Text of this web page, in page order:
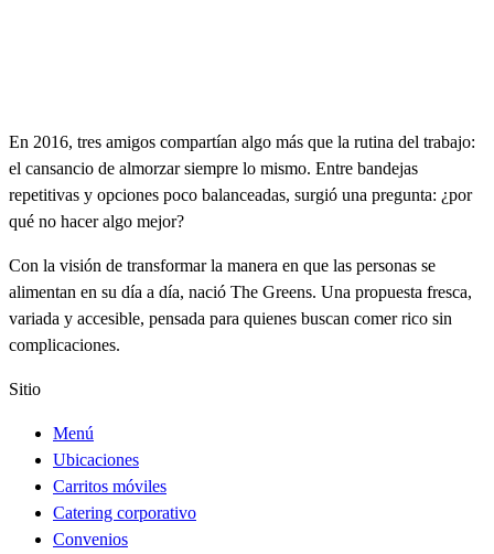
En 2016, tres amigos compartían algo más que la rutina del trabajo:
el cansancio de almorzar siempre lo mismo. Entre bandejas
repetitivas y opciones poco balanceadas, surgió una pregunta: ¿por
qué no hacer algo mejor?
Con la visión de transformar la manera en que las personas se
alimentan en su día a día, nació The Greens. Una propuesta fresca,
variada y accesible, pensada para quienes buscan comer rico sin
complicaciones.
Sitio
Menú
Ubicaciones
Carritos móviles
Catering corporativo
Convenios